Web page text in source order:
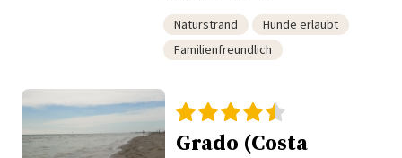
Naturstrand
Hunde erlaubt
Familienfreundlich
Grado (Costa